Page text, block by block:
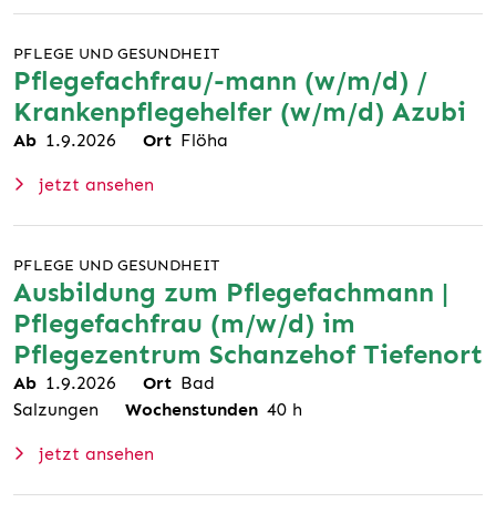
PFLEGE UND GESUNDHEIT
Pflegefachfrau/-mann (w/m/d) /
Krankenpflegehelfer (w/m/d) Azubi
Ab 1.9.2026 Ort Flöha
jetzt ansehen
PFLEGE UND GESUNDHEIT
Ausbildung zum Pflegefachmann |
Pflegefachfrau (m/w/d) im
Pflegezentrum Schanzehof Tiefenort
Ab 1.9.2026 Ort Bad
Salzungen
Wochenstunden 40 h
jetzt ansehen